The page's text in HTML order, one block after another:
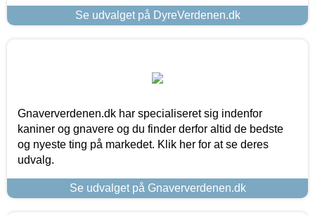
Se udvalget på DyreVerdenen.dk
Gnaververdenen.dk har specialiseret sig indenfor
kaniner og gnavere og du finder derfor altid de bedste
og nyeste ting på markedet. Klik her for at se deres
udvalg.
Se udvalget på Gnaververdenen.dk